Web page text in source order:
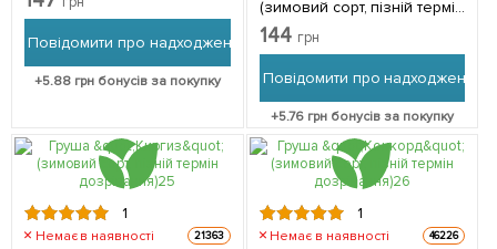
Повідомити про надходження
+5.88 грн бонусів за покупку
(зимовий сорт, пізній термін
дозрівання) 1 саджанець в
упаковці
144 грн
Повідомити про надходження
+5.76 грн бонусів за покупку
1
Немає в наявності 21363
1
Немає в наявності 46226